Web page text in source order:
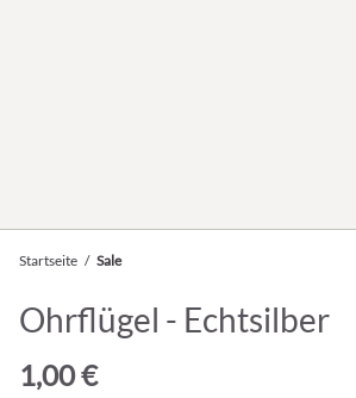
Startseite / Sale
Ohrflügel - Echtsilber
1,00 €